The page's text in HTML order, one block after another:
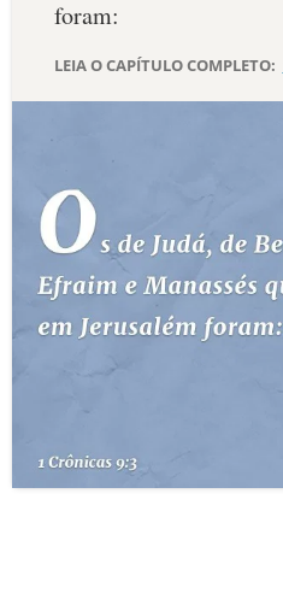
DEVOCIONAL DIÁRIO
ESTUDOS BÍBLICOS
ESBOÇOS DE PREGAÇÃO
TERMO BÍBLICO
foram:
LEIA O CAPÍTULO COMPLETO: